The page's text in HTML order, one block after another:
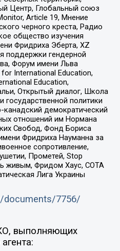
Центр, Глобальный союз
Article 19, Мнение
черного креста, Радио
общество изучения
Фридриха Эберта, XZ
поддержки гендерной
Форум имени Льва
International Education,
Education,
Открытый диалог, Школа
политики
демократический
отношений им Нормана
Свобод, Фонд Бориса
Фридриха Науманна за
сопротивление,
Прометей, Stop
живым, Фридом Хаус, СОТА
Лига Украины
documents/7756/
выполняющих